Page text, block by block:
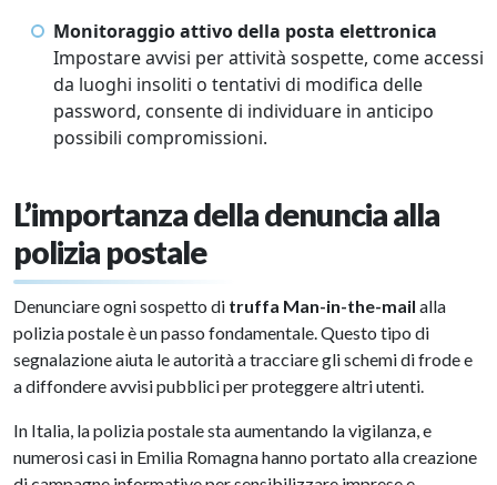
Monitoraggio attivo della posta elettronica
Impostare avvisi per attività sospette, come accessi
da luoghi insoliti o tentativi di modifica delle
password, consente di individuare in anticipo
possibili compromissioni.
L’importanza della denuncia alla
polizia postale
Denunciare ogni sospetto di truffa Man-in-the-mail alla
polizia postale è un passo fondamentale. Questo tipo di
segnalazione aiuta le autorità a tracciare gli schemi di frode e
a diffondere avvisi pubblici per proteggere altri utenti.
In Italia, la polizia postale sta aumentando la vigilanza, e
numerosi casi in Emilia Romagna hanno portato alla creazione